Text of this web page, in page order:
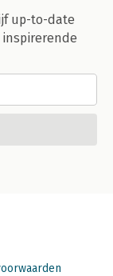
up-to-date